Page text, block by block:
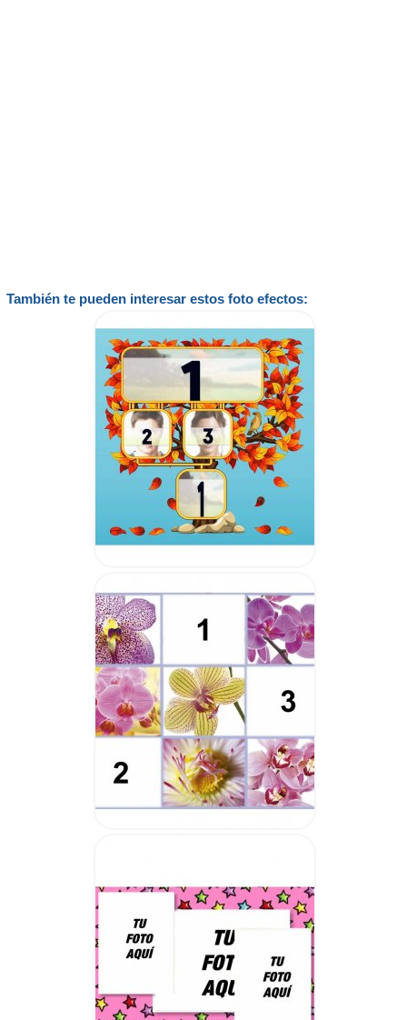
También te pueden interesar estos foto efectos: